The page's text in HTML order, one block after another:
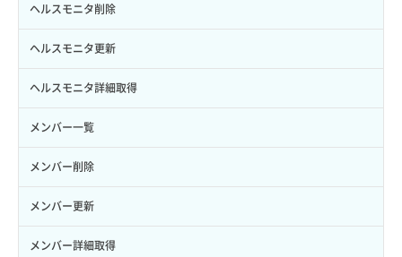
ロールからパーミッションを紐づけ解除
ロールにパーミッションを紐づけ
ロール一覧取得
ロール作成
ロール削除
ロール更新
コンソールURL発行
サーバーに紐づくアドレス取得
サーバーに紐づくアドレス取得（ネットワーク指定）
サーバーに紐づくセキュリティグループ取得
サーバープラン一覧取得
サーバープラン変更
サーバープラン詳細一覧取得
セキュリティグループ ルール削除
セキュリティグループ ルール詳細取得
セキュリティグループ一覧取得
セキュリティグループ作成
セキュリティグループ削除
セキュリティグループ更新
セキュリティグループ詳細取得
ヘルスモニタ削除
ヘルスモニタ更新
ヘルスモニタ詳細取得
メンバー一覧
メンバー削除
メンバー更新
メンバー詳細取得